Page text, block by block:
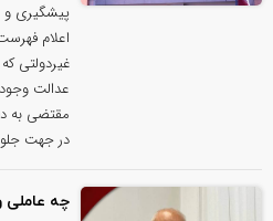
پیشگیری
اعلام
غیردولتی
عدالت
مقتضی به
در جهت
چه عاملی